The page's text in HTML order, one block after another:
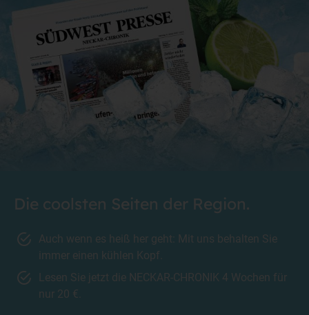
Die coolsten Seiten der Region.
Auch wenn es heiß her geht: Mit uns behalten Sie
immer einen kühlen Kopf.
Lesen Sie jetzt die NECKAR-CHRONIK 4 Wochen für
nur 20 €.